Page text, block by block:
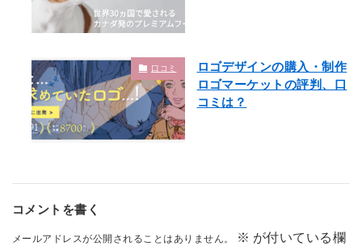
口コミ
ロゴデザインの購入・制作
ロゴマーケットの評判、口
コミは？
コメントを書く
メールアドレスが公開されることはありません。 ※ が付いている欄